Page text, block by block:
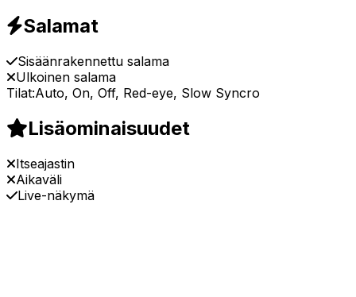
Salamat
Sisäänrakennettu salama
Ulkoinen salama
Tilat:Auto, On, Off, Red-eye, Slow Syncro
Lisäominaisuudet
Itseajastin
Aikaväli
Live-näkymä